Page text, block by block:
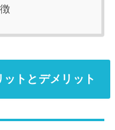
ト と デメリット